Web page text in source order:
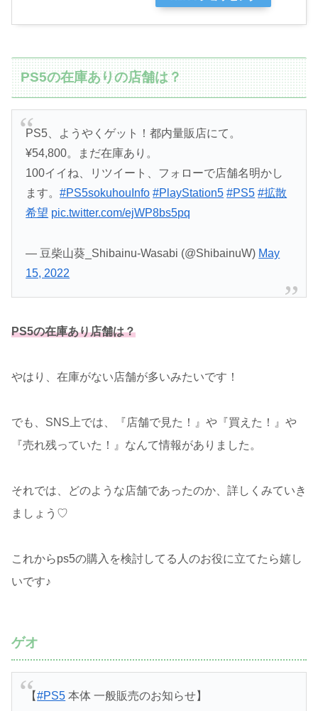
PS5の在庫ありの店舗は？
PS5、ようやくゲット！都内量販店にて。
¥54,800。まだ在庫あり。
100イイね、リツイート、フォローで店舗名明かし
ます。#PS5sokuhouInfo #PlayStation5 #PS5 #拡散
希望 pic.twitter.com/ejWP8bs5pq
— 豆柴山葵_Shibainu-Wasabi (@ShibainuW) May
15, 2022
PS5の在庫あり店舗は？
やはり、在庫がない店舗が多いみたいです！
でも、SNS上では、『店舗で見た！』や『買えた！』や
『売れ残っていた！』なんて情報がありました。
それでは、どのような店舗であったのか、詳しくみていき
ましょう♡
これからps5の購入を検討してる人のお役に立てたら嬉し
いです♪
ゲオ
【#PS5 本体 一般販売のお知らせ】